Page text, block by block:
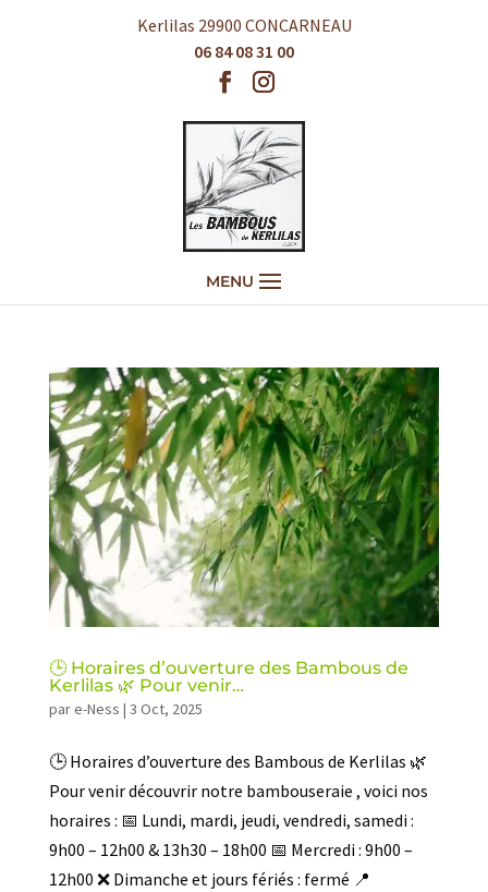
Kerlilas 29900 CONCARNEAU
06 84 08 31 00
🕒 Horaires d’ouverture des Bambous de
Kerlilas 🌿 Pour venir…
pare-Ness | 3 Oct, 2025
🕒 Horaires d’ouverture des Bambous de Kerlilas 🌿
Pour venir découvrir notre bambouseraie , voici nos
horaires : 📅 Lundi, mardi, jeudi, vendredi, samedi :
9h00 – 12h00 & 13h30 – 18h00 📅 Mercredi : 9h00 –
12h00 ❌ Dimanche et jours fériés : fermé 📍